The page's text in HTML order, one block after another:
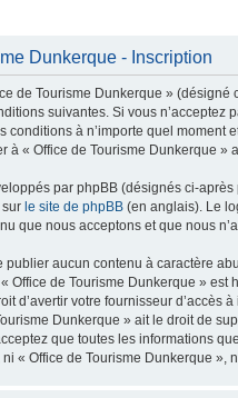
Dunkerque - Inscription
de Tourisme Dunkerque »
suivantes. Si vous n’acceptez
conditions à n’importe quel
à « Office de Tourisme Dunkerque
par phpBB (désignés ci-
le site de phpBB (en anglais). Le
que nous acceptons et que nous
publier aucun contenu à caractère
Office de Tourisme Dunkerque »
d’avertir votre fournisseur d’accès
Dunkerque » ait le droit de
que toutes les informations
« Office de Tourisme Dunkerque